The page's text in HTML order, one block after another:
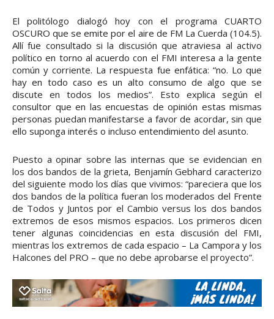
El politólogo dialogó hoy con el programa CUARTO
OSCURO que se emite por el aire de FM La Cuerda (104.5).
Allí fue consultado si la discusión que atraviesa al activo
político en torno al acuerdo con el FMI interesa a la gente
común y corriente. La respuesta fue enfática: “no. Lo que
hay en todo caso es un alto consumo de algo que se
discute en todos los medios”. Esto explica según el
consultor que en las encuestas de opinión estas mismas
personas puedan manifestarse a favor de acordar, sin que
ello suponga interés o incluso entendimiento del asunto.
Puesto a opinar sobre las internas que se evidencian en
los dos bandos de la grieta, Benjamín Gebhard caracterizo
del siguiente modo los días que vivimos: “pareciera que los
dos bandos de la política fueran los moderados del Frente
de Todos y Juntos por el Cambio versus los dos bandos
extremos de esos mismos espacios. Los primeros dicen
tener algunas coincidencias en esta discusión del FMI,
mientras los extremos de cada espacio – La Campora y los
Halcones del PRO – que no debe aprobarse el proyecto”.